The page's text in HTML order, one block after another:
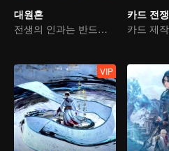
대원혼
전생의 인과는 반드시 하늘을 물어뜯을 것
카드 전쟁
VIP